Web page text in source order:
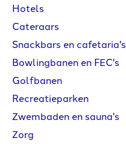
Hotels
Cateraars
Snackbars en cafetaria's
Bowlingbanen en FEC's
Golfbanen
Recreatieparken
Zwembaden en sauna's
Zorg